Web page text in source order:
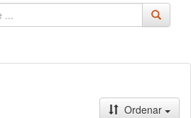
Ordenar